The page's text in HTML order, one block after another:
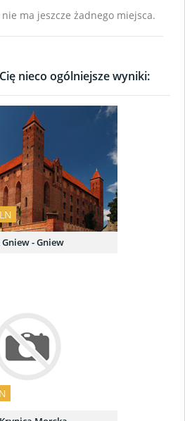
ma jeszcze żadnego miejsca.
nieco ogólniejsze wyniki:
- Gniew